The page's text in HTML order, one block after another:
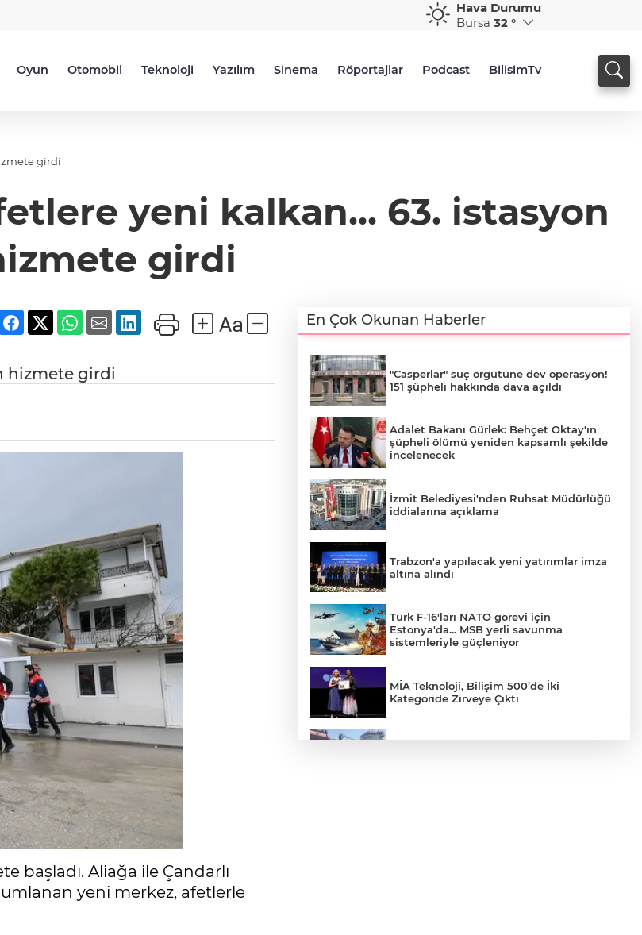
Hava Durumu
Bursa 32 °
Oyun Otomobil Teknoloji Yazılım Sinema Röportajlar Podcast BilisimTv
girdi
yeni kalkan... 63. istasyon
girdi
hizmete girdi
başladı. Aliağa ile Çandarlı
yeni merkez, afetlerle
En Çok Okunan Haberler
"Casperlar" suç örgütüne dev operasyon!
151 şüpheli hakkında dava açıldı
Adalet Bakanı Gürlek: Behçet Oktay'ın
şüpheli ölümü yeniden kapsamlı şekilde
incelenecek
İzmit Belediyesi'nden Ruhsat Müdürlüğü
iddialarına açıklama
Trabzon'a yapılacak yeni yatırımlar imza
altına alındı
Türk F-16'ları NATO görevi için
Estonya'da... MSB yerli savunma
sistemleriyle güçleniyor
MİA Teknoloji, Bilişim 500’de İki
Kategoride Zirveye Çıktı